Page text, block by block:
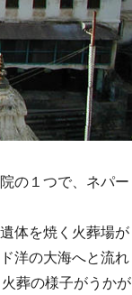
の１つで、ネパー
体を焼く火葬場が
洋の大海へと流れ
葬の様子がうかが